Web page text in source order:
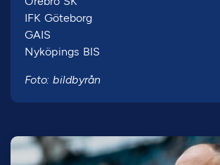
IFK Göteborg
GAIS
Nyköpings BIS
Foto: bildbyrån